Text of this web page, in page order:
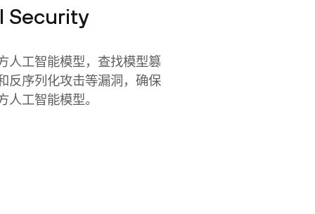
Security
人工智能模型，查找模型篡
反序列化攻击等漏洞，确保
人工智能模型。